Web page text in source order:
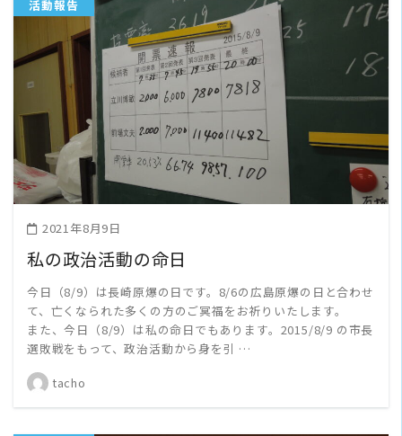
活動報告
READ MORE
2021年8月9日
私の政治活動の命日
今日（8/9）は長崎原爆の日です。8/6の広島原爆の日と合わせ
て、亡くなられた多くの方のご冥福をお祈りいたします。
また、今日（8/9）は私の命日でもあります。2015/8/9 の市長
選敗戦をもって、政治活動から身を引 …
tacho